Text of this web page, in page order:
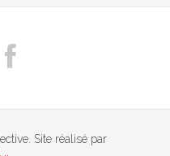
Site réalisé par